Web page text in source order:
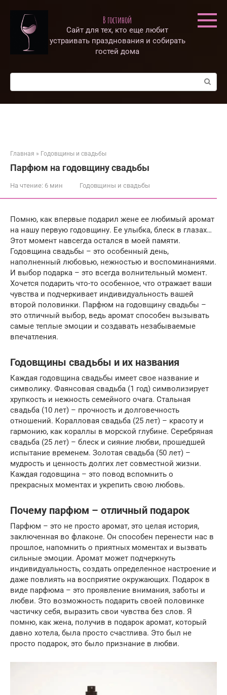
контенту
В гостиной
Сайт для тех, кто еще любит
устраивать празднования и собирать
гостей дома
Поиск:
Главная » Годовщины и свадьбы
Парфюм на годовщину свадьбы
На чтение: 6 мин Годовщины и свадьбы
Помню, как впервые подарил жене ее любимый аромат
на нашу первую годовщину. Ее улыбка, блеск в глазах…
Этот момент навсегда остался в моей памяти.
Годовщина свадьбы – это особенный день,
наполненный любовью, нежностью и воспоминаниями.
И выбор подарка – это всегда волнительный момент.
Хочется подарить что-то особенное, что отражает ваши
чувства и подчеркивает индивидуальность вашей
второй половинки. Парфюм на годовщину свадьбы –
это отличный выбор, ведь аромат способен вызывать
самые теплые эмоции и создавать незабываемые
впечатления.
Годовщины свадьбы и их названия
Каждая годовщина свадьбы имеет свое название и
символику. Фаянсовая свадьба (1 год) символизирует
хрупкость и нежность семейного очага. Стальная
свадьба (10 лет) – прочность и долговечность
отношений. Коралловая свадьба (25 лет) – красоту и
гармонию, как кораллы в морской глубине. Серебряная
свадьба (25 лет) – блеск и сияние любви, прошедшей
испытание временем. Золотая свадьба (50 лет) –
мудрость и ценность долгих лет совместной жизни.
Каждая годовщина – это повод вспомнить о
прекрасных моментах и укрепить свою любовь.
Почему парфюм – отличный подарок
Парфюм – это не просто аромат, это целая история,
заключенная во флаконе. Он способен перенести нас в
прошлое, напомнить о приятных моментах и вызвать
сильные эмоции. Аромат может подчеркнуть
индивидуальность, создать определенное настроение и
даже повлиять на восприятие окружающих. Подарок в
виде парфюма – это проявление внимания, заботы и
любви. Это возможность подарить своей половинке
частичку себя, выразить свои чувства без слов. Я
помню, как жена, получив в подарок аромат, который
давно хотела, была просто счастлива. Это был не
просто подарок, это было признание в любви.